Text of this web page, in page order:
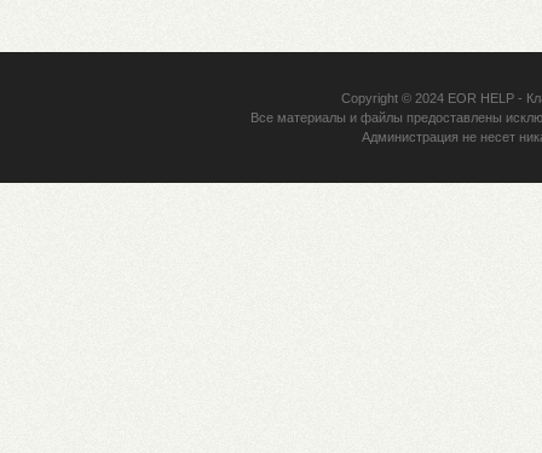
Copyright © 2024 EOR HELP-
Все материалы и файлы предоставлены
Администрация не несет